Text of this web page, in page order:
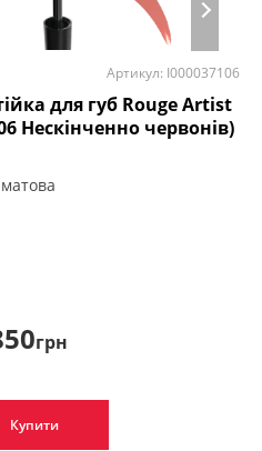
Артикул: I000037106
для губ Rouge Artist
Нескінченно червонів)
грн
Купити